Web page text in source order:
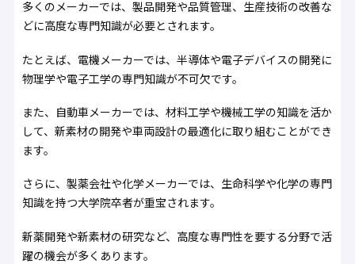
多くのメーカーでは、製品開発や品質管理、生産技術の改善な
どに高度な専門知識が必要とされます。
たとえば、電機メーカーでは、半導体や電子デバイスの開発に
物理学や電子工学の専門知識が不可欠です。
また、自動車メーカーでは、材料工学や機械工学の知識を活か
して、新素材の開発や車両設計の最適化に取り組むことができ
ます。
さらに、製薬会社や化学メーカーでは、生命科学や化学の専門
知識を持つ大学院卒者が重宝されます。
新薬開発や新素材の研究など、高度な専門性を要する分野で活
躍の機会が多くあります。